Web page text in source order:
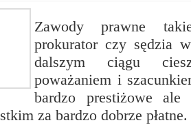
Zawody prawne
prokurator czy sędzia
dalszym ciągu
poważaniem i
bardzo prestiżowe
za bardzo dobrze płatne.